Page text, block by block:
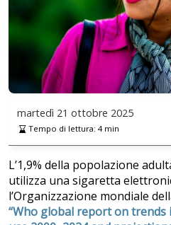
martedì 21 ottobre 2025
Tempo di lettura: 4min
L’1,9% della popolazione
utilizza una sigaretta
l’Organizzazione mondiale
“Who global report on trends